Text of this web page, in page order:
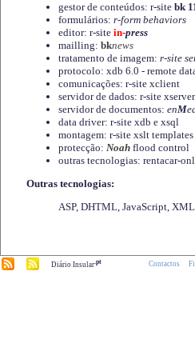
gestor de conteúdos: r-site bk
formulários: r-form behaviors
editor: r-site in-press
mailling: bknews
tratamento de imagem: r-site
protocolo: xdb 6.0 - remote
comunicações: r-site xclient
servidor de dados: r-site xserver
servidor de documentos: enM
data driver: r-site xdb e xsql
montagem: r-site xslt templates
protecção: Noah flood control
outras tecnologias: rentacar-
Outras tecnologias:
ASP, DHTML, JavaScript,
Diário Insular.pt Contactos